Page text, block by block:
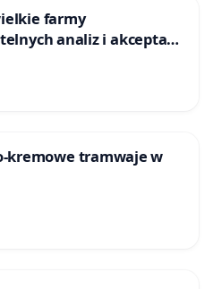
farmy
analiz i akceptacji
kremowe tramwaje w